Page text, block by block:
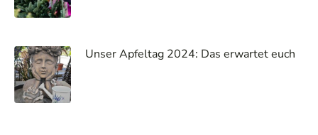
Unser Apfeltag 2024: Das erwartet euch